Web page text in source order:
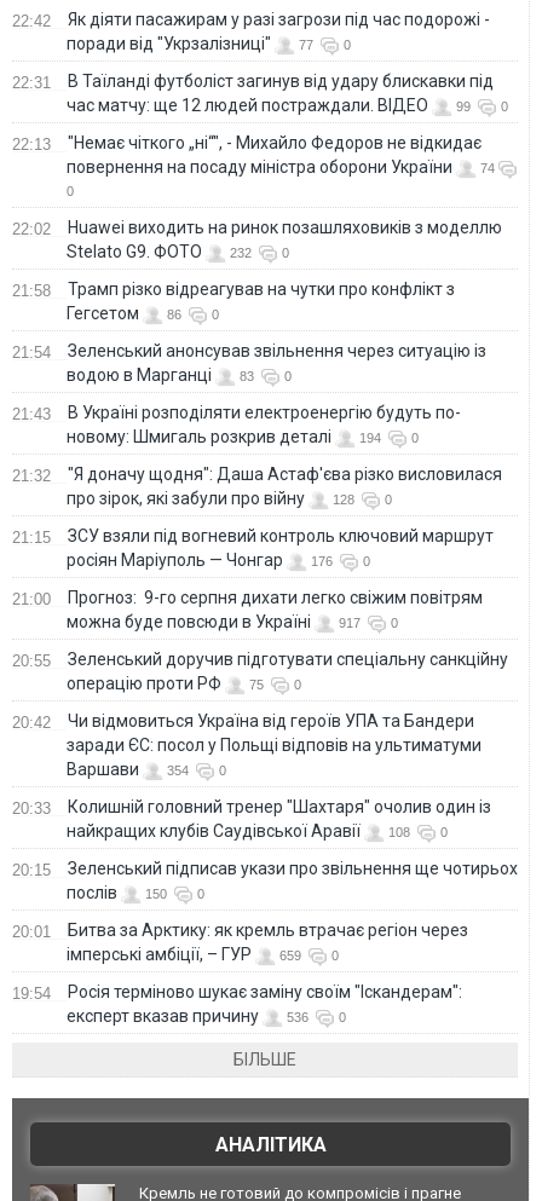
22:42
Як діяти пасажирам у разі загрози під час подорожі -
поради від "Укрзалізниці"
77 0
22:31
В Таїланді футболіст загинув від удару блискавки під
час матчу: ще 12 людей постраждали. ВІДЕО
99 0
22:13
"Немає чіткого „ні“", - Михайло Федоров не відкидає
повернення на посаду міністра оборони України
74
0
22:02
Huawei виходить на ринок позашляховиків з моделлю
Stelato G9. ФОТО
232 0
21:58
Трамп різко відреагував на чутки про конфлікт з
Гегсетом
86 0
21:54
Зеленський анонсував звільнення через ситуацію із
водою в Марганці
83 0
21:43
В Україні розподіляти електроенергію будуть по-
новому: Шмигаль розкрив деталі
194 0
21:32
"Я доначу щодня": Даша Астаф'єва різко висловилася
про зірок, які забули про війну
128 0
21:15
ЗСУ взяли під вогневий контроль ключовий маршрут
росіян Маріуполь — Чонгар
176 0
21:00
Прогноз: 9-го серпня дихати легко свіжим повітрям
можна буде повсюди в Україні
917 0
20:55
Зеленський доручив підготувати спеціальну санкційну
операцію проти РФ
75 0
20:42
Чи відмовиться Україна від героїв УПА та Бандери
заради ЄС: посол у Польщі відповів на ультиматуми
Варшави
354 0
20:33
Колишній головний тренер "Шахтаря" очолив один із
найкращих клубів Саудівської Аравії
108 0
20:15
Зеленський підписав укази про звільнення ще чотирьох
послів
150 0
20:01
Битва за Арктику: як кремль втрачає регіон через
імперські амбіції, – ГУР
659 0
19:54
Росія терміново шукає заміну своїм "Іскандерам":
експерт вказав причину
536 0
БІЛЬШЕ
АНАЛІТИКА
Кремль не готовий до компромісів і прагне